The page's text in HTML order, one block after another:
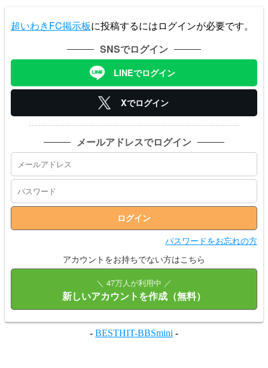
超いわきFC掲示板に投稿するにはログインが必要です。
SNSでログイン
LINEでログイン
Xでログイン
メールアドレスでログイン
パスワードをお忘れの方
アカウントをお持ちでない方はこちら
＼ 47万人が利用中 ／
新しいアカウントを作成（無料）
- BESTHIT-BBSmini -